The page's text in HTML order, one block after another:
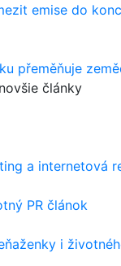
emise do
přeměňuje
články
a internetová
PR článok
i